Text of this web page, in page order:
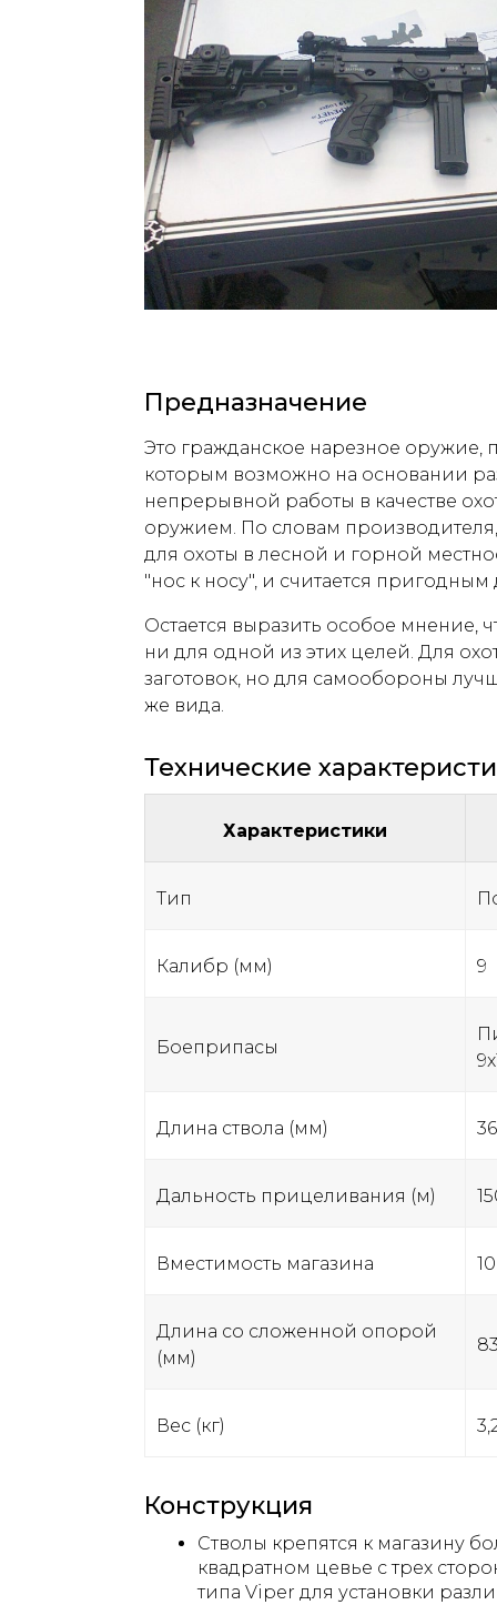
Предназначение
Это гражданское нарезное оружие,
которым возможно на основании
непрерывной работы в качестве
оружием. По словам
для охоты в лесной и горной
"нос к носу", и считается
Остается выразить особое мнение,
ни для одной из этих целей. Для
заготовок, но для самообороны
же вида.
Технические
Характеристики
Тип
Калибр (мм) 9
Боеприпасы
Длина ствола (мм)
Дальность прицеливания (м)
Вместимость магазина 10
Длина со сложенной опорой
(мм)
Вес (кг)
Конструкция
Стволы крепятся к магазину
квадратном цевье с трех
типа Viper для установки